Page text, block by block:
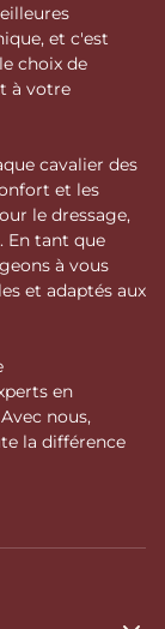
et c'est
choix de
à votre
cavalier des
et les
le dressage,
En tant que
à vous
et adaptés aux
en
nous,
la différence